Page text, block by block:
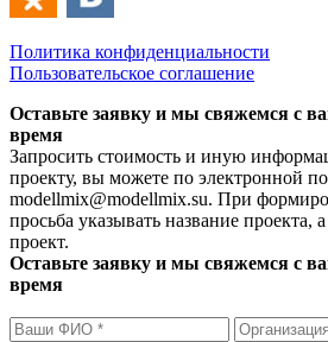
Политика конфиденциальности
Пользовательское соглашение
Оставьте заявку и мы свяжемся с
время
Запросить стоимость и иную
проекту, вы можете по электронной
modellmix@modellmix.su. При
просьба указывать название проекта,
проект.
Оставьте заявку и мы свяжемся с
время